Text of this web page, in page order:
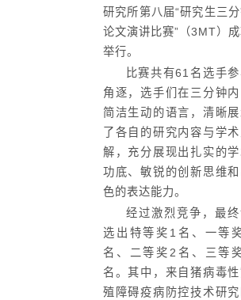
研究所第八届“研究生三
论文演讲比赛”（3MT）
举行。
比赛共有61名选手参
角逐，选手们在三分钟内
简洁生动的语言，清晰
了各自的研究内容与学
解，充分展现出扎实的
功底、敏锐的创新思维和
色的表达能力。
经过激烈竞争，最终
选出特等奖1名、一等
名、二等奖2名、三等
名。其中，来自猪病毒
殖障碍疫病防控技术研究